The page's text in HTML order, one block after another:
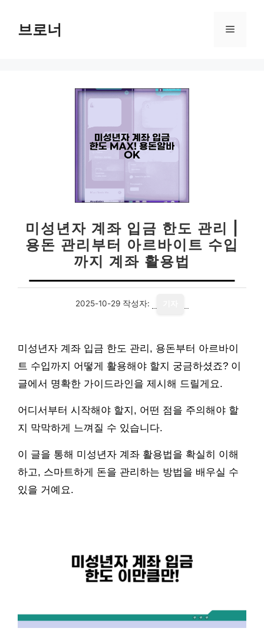
브로너 메
미성년자 계좌 입금 한도 관리 |
용돈 관리부터 아르바이트 수입
까지 계좌 활용법
2025-10-29 작성자:
미성년자 계좌 입금 한도 관리, 용돈부터 아르바이
트 수입까지 어떻게 활용해야 할지 궁금하셨죠? 이
글에서 명확한 가이드라인을 제시해 드릴게요.
어디서부터 시작해야 할지, 어떤 점을 주의해야 할
지 막막하게 느껴질 수 있습니다.
이 글을 통해 미성년자 계좌 활용법을 확실히 이해
하고, 스마트하게 돈을 관리하는 방법을 배우실 수
있을 거예요.